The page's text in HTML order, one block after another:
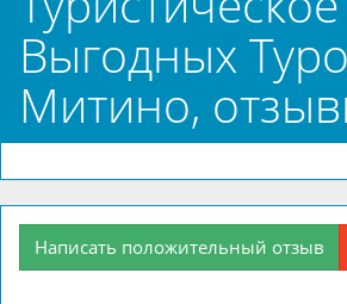
Выгодных
Митино,
Написать положительный отзыв